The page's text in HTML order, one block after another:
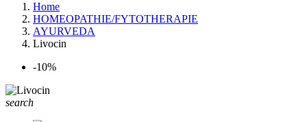
Home
HOMEOPATHIE/FYTOTHERAPIE
AYURVEDA
Livocin
-10%
search